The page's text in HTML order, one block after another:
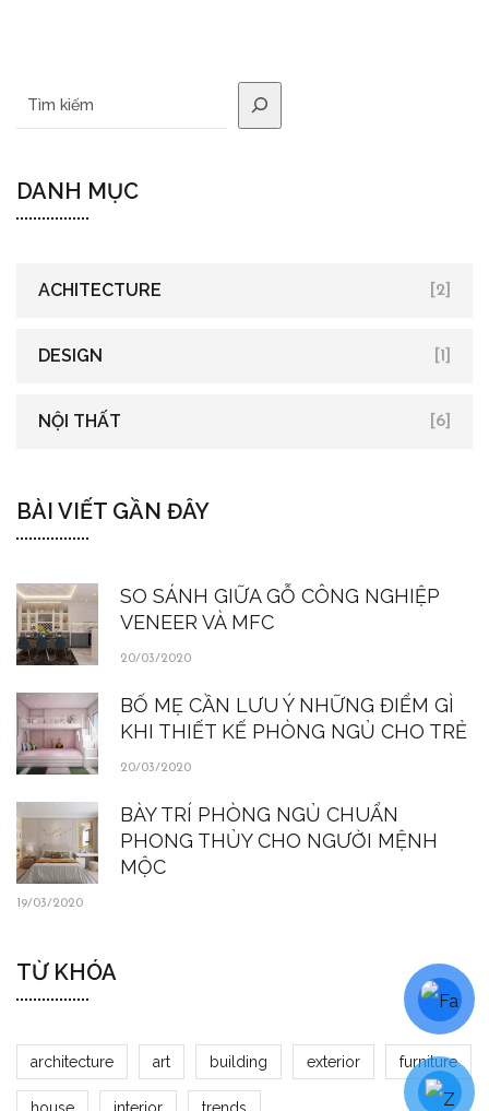
DANH MỤC
ACHITECTURE [2]
DESIGN [1]
NỘI THẤT [6]
BÀI VIẾT GẦN ĐÂY
SO SÁNH GIỮA GỖ CÔNG NGHIỆP
VENEER VÀ MFC
20/03/2020
BỐ MẸ CẦN LƯU Ý NHỮNG ĐIỂM GÌ
KHI THIẾT KẾ PHÒNG NGỦ CHO TRẺ
20/03/2020
BÀY TRÍ PHÒNG NGỦ CHUẨN
PHONG THỦY CHO NGƯỜI MỆNH
MỘC
19/03/2020
TỪ KHÓA
architecture art building exterior furniture